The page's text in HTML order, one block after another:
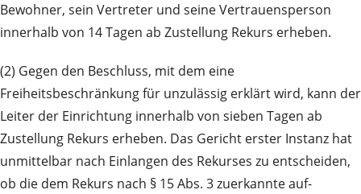
Bewohner, sein Vertreter und seine Vertrauensperson
innerhalb von 14 Tagen ab Zustellung Rekurs erheben.
(2) Gegen den Beschluss, mit dem eine
Freiheitsbeschränkung für unzulässig erklärt wird, kann der
Leiter der Einrichtung innerhalb von sieben Tagen ab
Zustellung Rekurs erheben. Das Gericht erster Instanz hat
unmit­tel­bar nach Einlangen des Rekurses zu entscheiden,
ob die dem Rekurs nach § 15 Abs. 3 zuerkannte auf­